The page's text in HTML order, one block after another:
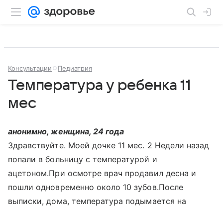
Консультации Педиатрия
Температура у ребенка 11
мес
анонимно, женщина, 24 года
Здравствуйте. Моей дочке 11 мес. 2 Недели назад
попали в больницу с температурой и
ацетоном.При осмотре врач продавил десна и
пошли одновременно около 10 зубов.После
выписки, дома, температура подымается на